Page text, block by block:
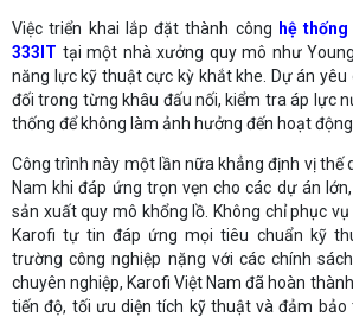
Việc triển khai lắp đặt thành công hệ
333IT tại một nhà xưởng quy mô như
năng lực kỹ thuật cực kỳ khắt khe. Dự án
đối trong từng khâu đấu nối, kiểm tra áp lực
thống để không làm ảnh hưởng đến hoạt
Công trình này một lần nữa khẳng định vị thế
Nam khi đáp ứng trọn vẹn cho các dự án
sản xuất quy mô khổng lồ. Không chỉ phục
Karofi tự tin đáp ứng mọi tiêu chuẩn kỹ
trường công nghiệp nặng với các chính
chuyên nghiệp, Karofi Việt Nam đã hoàn
tiến độ, tối ưu diện tích kỹ thuật và đảm